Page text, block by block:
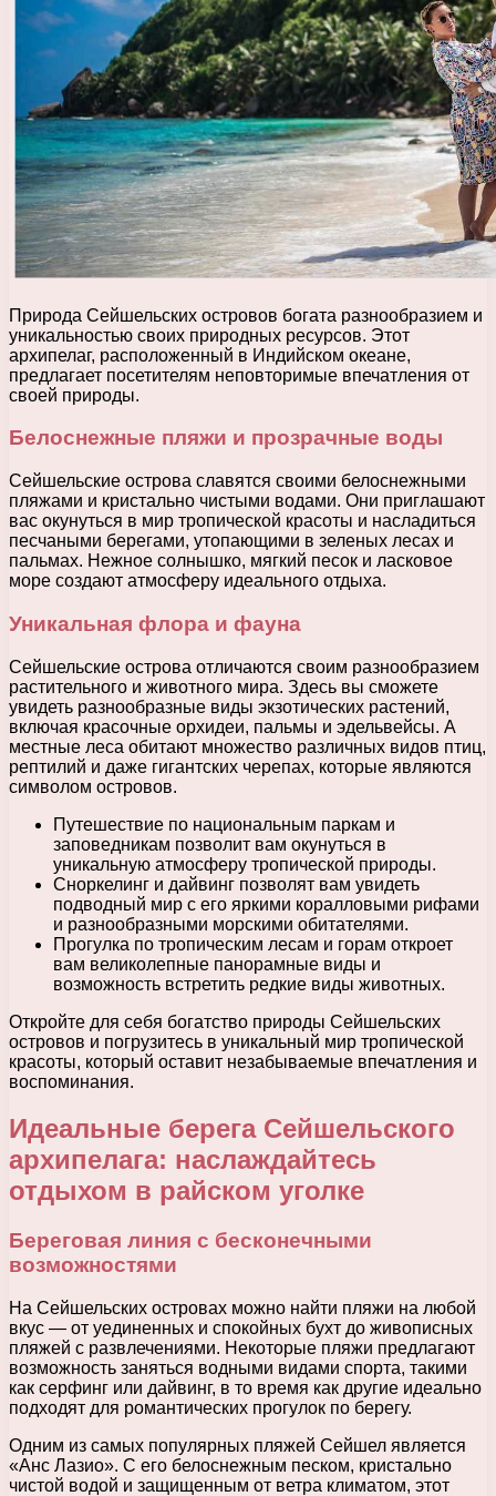
Природа Сейшельских островов богата разнообразием и
уникальностью своих природных ресурсов. Этот
архипелаг, расположенный в Индийском океане,
предлагает посетителям неповторимые впечатления от
своей природы.
Белоснежные пляжи и прозрачные воды
Сейшельские острова славятся своими белоснежными
пляжами и кристально чистыми водами. Они приглашают
вас окунуться в мир тропической красоты и насладиться
песчаными берегами, утопающими в зеленых лесах и
пальмах. Нежное солнышко, мягкий песок и ласковое
море создают атмосферу идеального отдыха.
Уникальная флора и фауна
Сейшельские острова отличаются своим разнообразием
растительного и животного мира. Здесь вы сможете
увидеть разнообразные виды экзотических растений,
включая красочные орхидеи, пальмы и эдельвейсы. А
местные леса обитают множество различных видов птиц,
рептилий и даже гигантских черепах, которые являются
символом островов.
Путешествие по национальным паркам и
заповедникам позволит вам окунуться в
уникальную атмосферу тропической природы.
Сноркелинг и дайвинг позволят вам увидеть
подводный мир с его яркими коралловыми рифами
и разнообразными морскими обитателями.
Прогулка по тропическим лесам и горам откроет
вам великолепные панорамные виды и
возможность встретить редкие виды животных.
Откройте для себя богатство природы Сейшельских
островов и погрузитесь в уникальный мир тропической
красоты, который оставит незабываемые впечатления и
воспоминания.
Идеальные берега Сейшельского
архипелага: наслаждайтесь
отдыхом в райском уголке
Береговая линия с бесконечными
возможностями
На Сейшельских островах можно найти пляжи на любой
вкус — от уединенных и спокойных бухт до живописных
пляжей с развлечениями. Некоторые пляжи предлагают
возможность заняться водными видами спорта, такими
как серфинг или дайвинг, в то время как другие идеально
подходят для романтических прогулок по берегу.
Одним из самых популярных пляжей Сейшел является
«Анс Лазио». С его белоснежным песком, кристально
чистой водой и защищенным от ветра климатом, этот